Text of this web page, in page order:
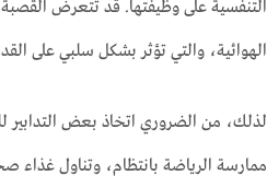
التنفسية على وظيفتها. قد تتعرض
الهوائية، والتي تؤثر بشكل سلبي على
لذلك، من الضروري اتخاذ بعض التدابير
ممارسة الرياضة بانتظام، وتناول غذاء